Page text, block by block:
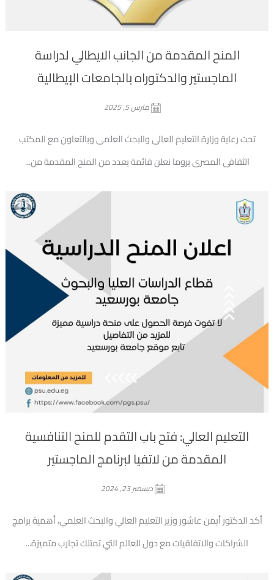
المنح المقدمة من الجانب الايطالي لدراسة
الماجستير والدكتوراه بالجامعات الإيطالية
مارس 5, 2025
تحت رعاية وزارة التعليم العالى والبحث العلمى وبالتعاون مع المكتب
الثقافى المصرى بروما نعلن قائمة بعدد من المنح المقدمة من...
التعليم العالي: فتح باب التقدم للمنح التنافسية
المقدمة من لاتفيا لبرنامج الماجستير
ديسمبر 23, 2024
أكد الدكتور أيمن عاشور وزير التعليم العالي والبحث العلمي، أهمية برامج
الشراكات والاتفاقيات مع دول العالم التي تمتلك تجارب متميزة...